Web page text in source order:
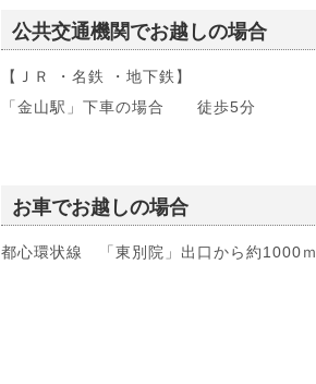
公共交通機関でお越しの場合
【ＪＲ ・名鉄 ・地下鉄】
「金山駅」下車の場合 徒歩5分
お車でお越しの場合
都心環状線 「東別院」出口から約1000ｍ